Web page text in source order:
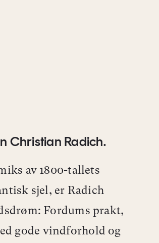
Christian Radich.
av 1800-tallets
sjel, er Radich
Fordums prakt,
gode vindforhold og